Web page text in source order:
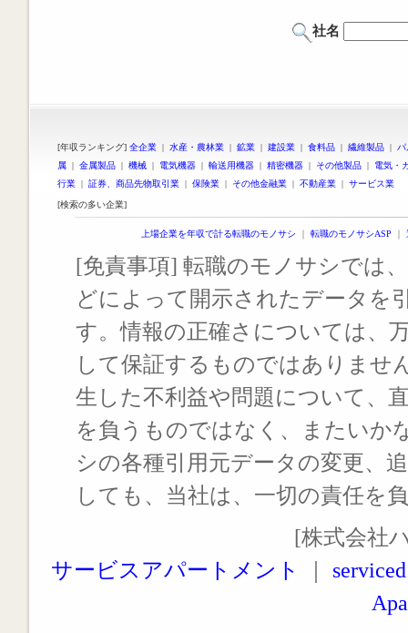
社名
[年収ランキング] 全企業 | 水産・農林業 | 鉱業 | 建設業 | 食料品 | 繊維製品 |
属 | 金属製品 | 機械 | 電気機器 | 輸送用機器 | 精密機器 | その他製品 | 電気・
行業 | 証券、商品先物取引業 | 保険業 | その他金融業 | 不動産業 | サービス業
[検索の多い企業]
上場企業を年収で計る転職のモノサシ ｜ 転職のモノサシASP ｜
[免責事項] 転職のモノサシでは
どによって開示されたデータを
す。情報の正確さについては、
して保証するものではありませ
生した不利益や問題について、
を負うものではなく、またいか
シの各種引用元データの変更、
しても、当社は、一切の責任を
[株式会社
サービスアパートメント